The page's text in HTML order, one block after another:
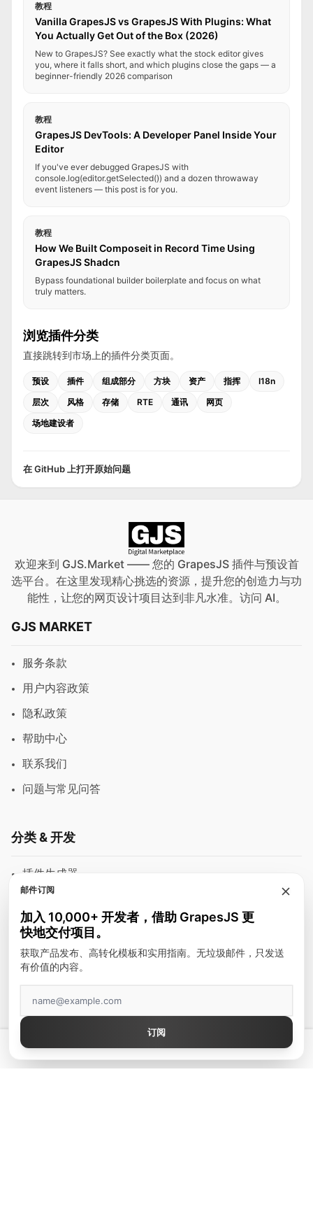
💡 拥有真正好用的 GrapesJS 编辑器 — 起价 $300
教程
Vanilla GrapesJS vs GrapesJS With Plugins: What
You Actually Get Out of the Box (2026)
New to GrapesJS? See exactly what the stock editor gives
you, where it falls short, and which plugins close the gaps — a
beginner-friendly 2026 comparison
教程
GrapesJS DevTools: A Developer Panel Inside Your
Editor
If you've ever debugged GrapesJS with
console.log(editor.getSelected()) and a dozen throwaway
event listeners — this post is for you.
教程
How We Built Composeit in Record Time Using
GrapesJS Shadcn
Bypass foundational builder boilerplate and focus on what
truly matters.
浏览插件分类
直接跳转到市场上的插件分类页面。
预设 插件 组成部分 方块 资产 指挥
I18n
层次
风格 存储 RTE 通讯
网页
场地建设者
在 GitHub 上打开原始问题
欢迎来到 GJS.Market —— 您的 GrapesJS 插件与预设首
选平台。在这里发现精心挑选的资源，提升您的创造力与功
能性，让您的网页设计项目达到非凡水准。访问 AI。
GJS MARKET
服务条款
用户内容政策
隐私政策
帮助中心
联系我们
问题与常见问答
分类 & 开发
插件生成器
模块
富文本编辑器
邮件模板
建站工具
顶级作者
GrapesJS Official
邮件订阅
加入 10,000+ 开发者，借助 GrapesJS 更
快地交付项目。
获取产品发布、高转化模板和实用指南。无垃圾邮件，只发送
有价值的内容。
订阅